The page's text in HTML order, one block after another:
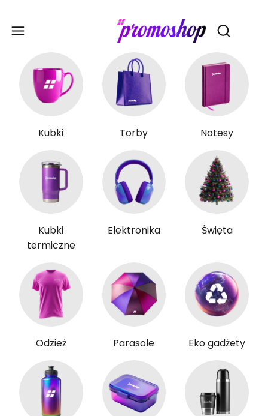
Otwórz
Kubki Torby Notesy
Kubki
termiczne
Elektronika Święta
Odzież Parasole Eko gadżety